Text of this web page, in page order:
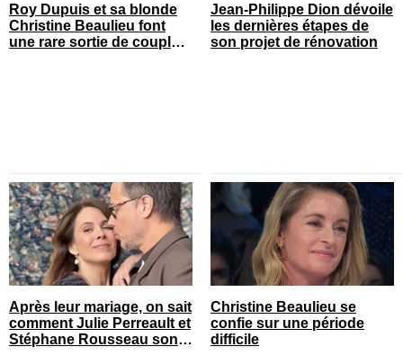
Roy Dupuis et sa blonde
Christine Beaulieu font
une rare sortie de couple
Jean-Philippe Dion dévoile
les dernières étapes de
son projet de rénovation
Après leur mariage, on sait
comment Julie Perreault et
Stéphane Rousseau sont
Christine Beaulieu se
confie sur une période
difficile